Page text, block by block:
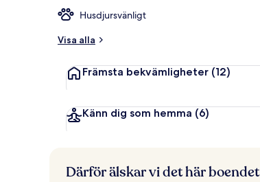
r
e
n
Husdjursvänligt
Visa alla
Främsta bekvämligheter (12)
Känn dig som hemma (6)
Därför älskar vi det här boendet